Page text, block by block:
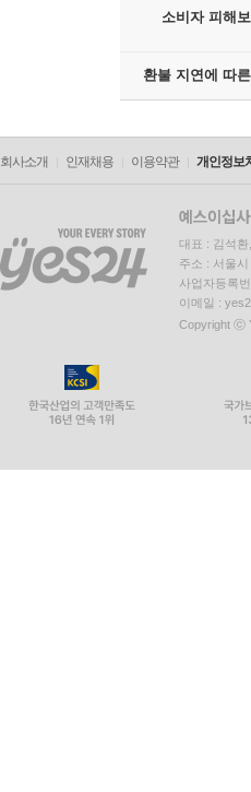
소비자 피해
환불 지연에 따
회사소개 인재채용 이용약관 개인정보
대표 : 김석
주소 : 서울
사업자등록
이메일 :
Copyright ⓒ